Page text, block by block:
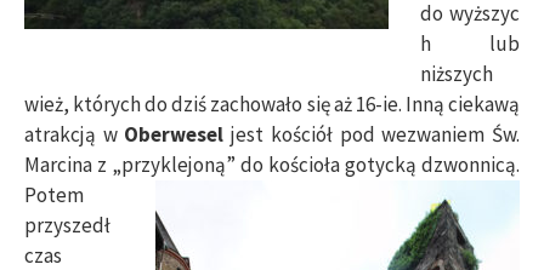
do wyższyc
h lub
niższych
wież, których do dziś zachowało się aż 16-ie. Inną ciekawą
atrakcją w Oberwesel jest kościół pod wezwaniem Św.
Marcina z „przyklejoną” do kościołagotycką dzwonnicą.
Potem
przyszedł
czas